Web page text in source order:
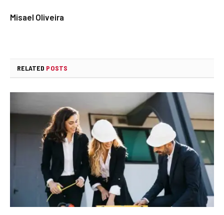
Misael Oliveira
RELATED POSTS